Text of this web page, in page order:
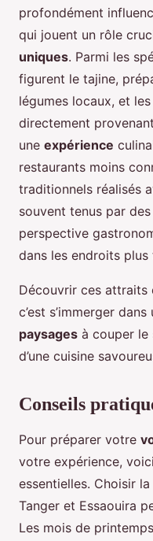
profondément
qui jouent un rôle
uniques. Parmi les
figurent le tajine,
légumes locaux, et
directement
une expérience
restaurants moins
traditionnels réalisés
souvent tenus par
perspective
dans les endroits plus
Découvrir ces attraits
c’est s’immerger
paysages à couper le
d’une cuisine
Conseils
Pour préparer votre
votre expérience,
essentielles. Choisir
Tanger et Essaouira
Les mois de